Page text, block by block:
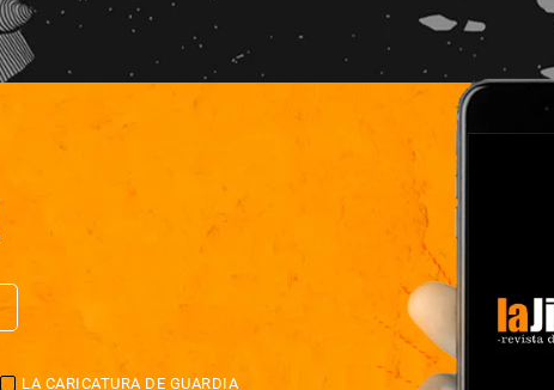
LA CARICATURA DE GUARDIA